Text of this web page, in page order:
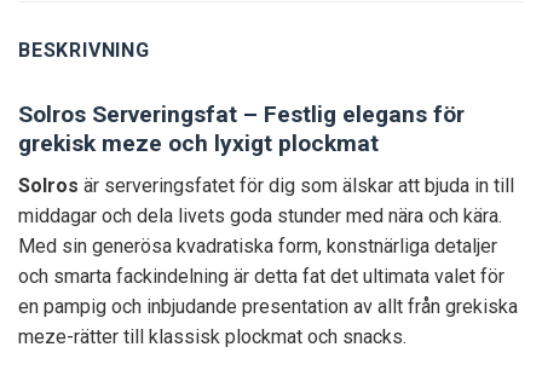
BESKRIVNING
Solros Serveringsfat – Festlig elegans för
grekisk meze och lyxigt plockmat
Solros är serveringsfatet för dig som älskar att bjuda in till
middagar och dela livets goda stunder med nära och kära.
Med sin generösa kvadratiska form, konstnärliga detaljer
och smarta fackindelning är detta fat det ultimata valet för
en pampig och inbjudande presentation av allt från grekiska
meze-rätter till klassisk plockmat och snacks.